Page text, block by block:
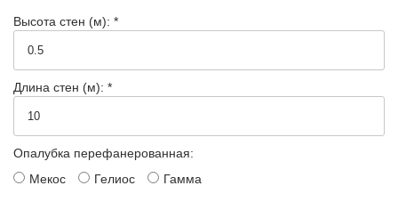
Высота стен (м): *
Длина стен (м): *
Опалубка перефанерованная:
Мекос
Гелиос Гамма